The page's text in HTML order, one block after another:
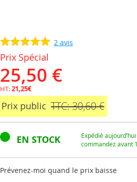
2 avis
Prix Spécial
25,50 €
HT:21,25€
Prix public TTC: 30,60 €
EN STOCK
Expédié
commandez avant
Prévenez-moi quand le prix baisse